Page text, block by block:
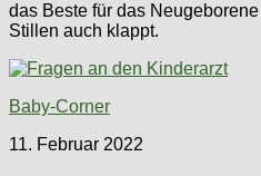
das Beste für das
Stillen auch klappt.
Baby-Corner
11. Februar 2022